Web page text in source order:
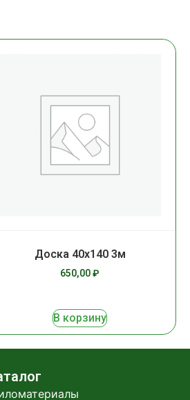
Доска 40х140 3м
650,00₽
В корзину